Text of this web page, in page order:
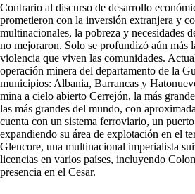
Contrario al discurso de desarrollo
prometieron con la inversión extranjera y
multinacionales, la pobreza y necesidades
no mejoraron. Solo se profundizó aún más
violencia que viven las comunidades.
operación minera del departamento de la
municipios: Albania, Barrancas y
mina a cielo abierto Cerrejón, la más
las más grandes del mundo, con
cuenta con un sistema ferroviario, un
expandiendo su área de explotación en el
Glencore, una multinacional imperialista
licencias en varios países, incluyendo
presencia en el Cesar.